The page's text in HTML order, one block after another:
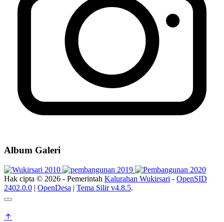
Album Galeri
Hak cipta © 2026 - Pemerintah Kalurahan Wukirsari - OpenSID
2402.0.0 | OpenDesa | Tema Silir v4.8.5.